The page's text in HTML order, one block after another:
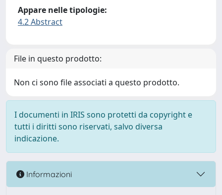
Appare nelle tipologie:
4.2 Abstract
File in questo prodotto:
Non ci sono file associati a questo prodotto.
I documenti in IRIS sono protetti da copyright e
tutti i diritti sono riservati, salvo diversa
indicazione.
Informazioni